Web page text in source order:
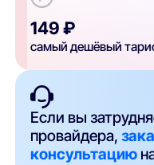
149 ₽
самый дешёвый
Если вы
провайдера,
консультацию